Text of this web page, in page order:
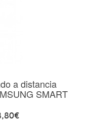
a distancia
SMART